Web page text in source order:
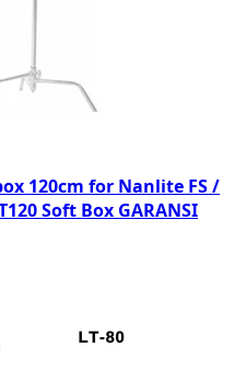
120cm for Nanlite FS /
Soft Box GARANSI